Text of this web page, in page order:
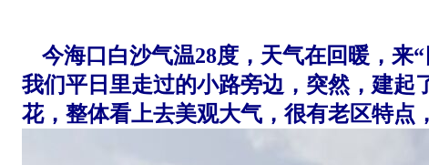
今海口白沙气温28度，天气在回暖，来“
我们平日里走过的小路旁边，突然，建起
花，整体看上去美观大气，很有老区特点